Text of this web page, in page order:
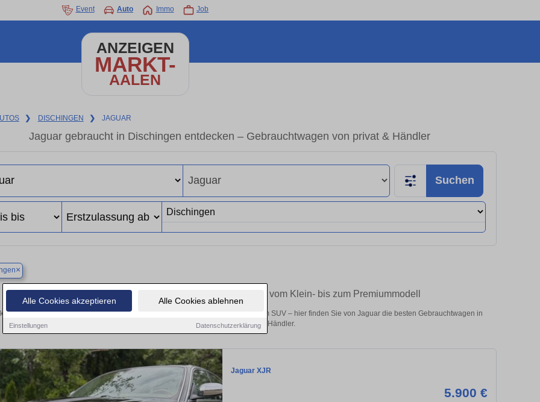
Alle Cookies akzeptieren Alle Cookies ablehnen
Einstellungen Datenschutzerklärung
Event Auto Immo Job
ANZEIGEN
MARKT-
AALEN
❯ DISCHINGEN ❯ JAGUAR
Jaguar gebraucht in Dischingen entdecken – Gebrauchtwagen von privat & Händler
Suchen
×
Finden Sie in Dischingen Ihren gebrauchten Jaguar – vom Klein- bis zum Premiummodell
Sie in Dischingen gebrauchte Jaguar Fahrzeuge. Von Kleinwagen bis hin zum SUV – hier finden Sie von Jaguar die besten Gebrauchtwagen in
Dischingen von privat und vom Händler.
Jaguar XJR
5.900 €